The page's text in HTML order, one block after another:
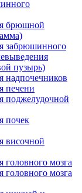
брюшной
забрюшинного
пузырь)
надпочечников
печени
поджелудочной
почек
височной
мозга
мозга